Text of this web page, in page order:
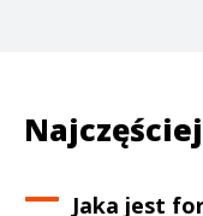
Jaka jest